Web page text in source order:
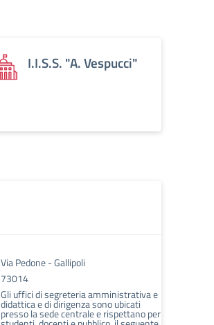
I.I.S.S. "A. Vespucci"
Via Pedone - Gallipoli
73014
Gli uffici di segreteria amministrativa e
didattica e di dirigenza sono ubicati
presso la sede centrale e rispettano per